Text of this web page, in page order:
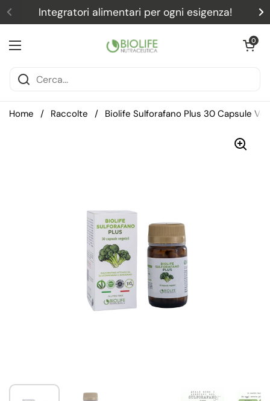
Passa ai contenuti
Precedente
Integratori alimentari per ogni esigenza!
Apri menu
Apri0
Home / Raccolte / Biolife Sulforafano Plus 30 Capsule